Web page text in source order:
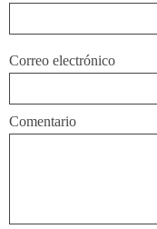
Correo electrónico
Comentario